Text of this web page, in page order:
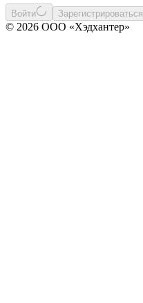
Войти Зарегистрироваться
© 2026 ООО «Хэдхантер»